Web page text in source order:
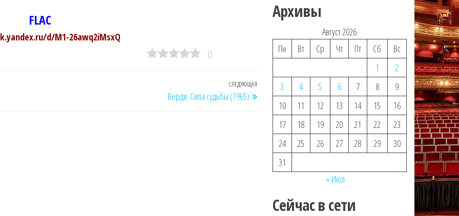
FLAC
d/M1-26awq2iMsxQ
0
Следующая
запись
СЛЕДУЮЩАЯ
Верди. Сила судьбы (1965)
Архивы
Август 2026
Пн
Вт Ср Чт Пт Сб
Вс
1
2
3
4 5 6 7 8
9
10
11 12 13 14 15
16
17
18 19 20 21 22
23
24
25 26 27 28 29
30
31
« Июл
Сейчас в сети